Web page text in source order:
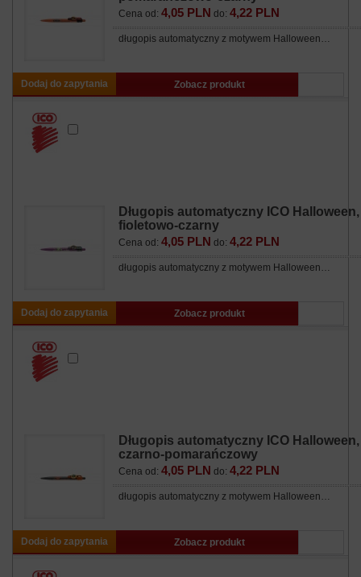
Cena od: 4,05 PLN do: 4,22 PLN
długopis automatyczny z motywem Halloween…
Dodaj do zapytania Zobacz produkt
Długopis automatyczny ICO Halloween,
fioletowo-czarny
Cena od: 4,05 PLN do: 4,22 PLN
długopis automatyczny z motywem Halloween…
Dodaj do zapytania Zobacz produkt
Długopis automatyczny ICO Halloween,
czarno-pomarańczowy
Cena od: 4,05 PLN do: 4,22 PLN
długopis automatyczny z motywem Halloween…
Dodaj do zapytania Zobacz produkt